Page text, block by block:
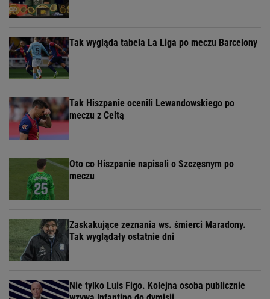
Tak wygląda tabela La Liga po meczu Barcelony
Tak Hiszpanie ocenili Lewandowskiego po
meczu z Celtą
Oto co Hiszpanie napisali o Szczęsnym po
meczu
Zaskakujące zeznania ws. śmierci Maradony.
Tak wyglądały ostatnie dni
Nie tylko Luis Figo. Kolejna osoba publicznie